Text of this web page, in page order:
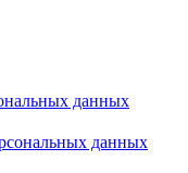
данных
данных